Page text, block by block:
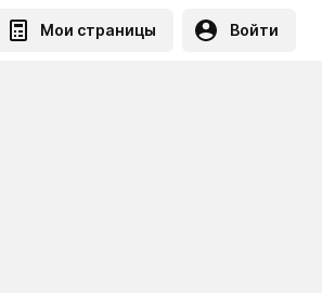
Мои страницы Войти